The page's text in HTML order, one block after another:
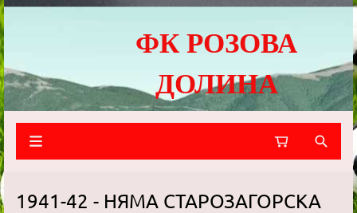
ФК РОЗОВА
ДОЛИНА
1941-42 - НЯМА СТАРОЗАГОРСКА